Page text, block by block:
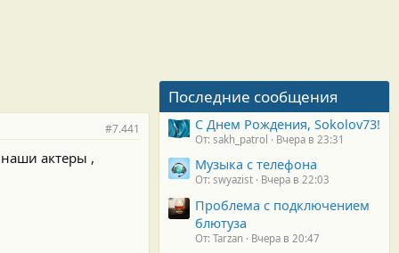
#7.441
актеры ,
Последние сообщения
С Днем Рождения, Sokolov73!
От: sakh_patrol Вчера в 23:31
Музыка с телефона
От: swyazist Вчера в 22:03
Проблема с подключением
блютуза
От: Tarzan Вчера в 20:47